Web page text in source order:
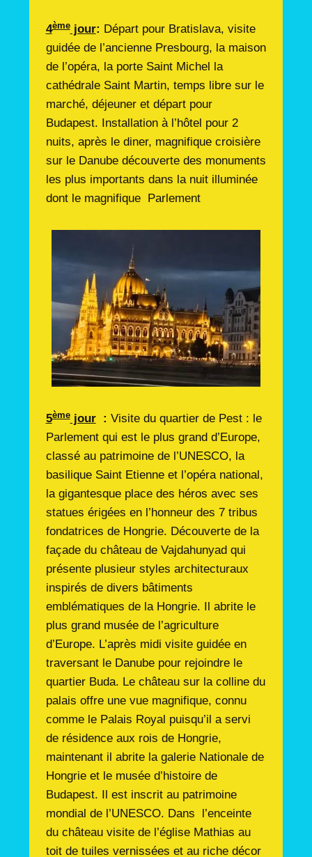
4èmejour: Départ pour Bratislava, visite
guidée de l’ancienne Presbourg, la maison
de l’opéra, la porte Saint Michel la
cathédrale Saint Martin, temps libre sur le
marché, déjeuner et départ pour
Budapest. Installation à l’hôtel pour 2
nuits, après le diner, magnifique croisière
sur le Danube découverte des monuments
les plus importants dans la nuit illuminée
dont le magnifique Parlement
5èmejour: Visite du quartier de Pest : le
Parlement qui est le plus grand d’Europe,
classé au patrimoine de l’UNESCO, la
basilique Saint Etienne et l’opéra national,
la gigantesque place des héros avec ses
statues érigées en l’honneur des 7 tribus
fondatrices de Hongrie. Découverte de la
façade du château de Vajdahunyad qui
présente plusieur styles architecturaux
inspirés de divers bâtiments
emblématiques de la Hongrie. Il abrite le
plus grand musée de l’agriculture
d’Europe. L’après midi visite guidée en
traversant le Danube pour rejoindre le
quartier Buda. Le château sur la colline du
palais offre une vue magnifique, connu
comme le Palais Royal puisqu’il a servi
de résidence aux rois de Hongrie,
maintenant il abrite la galerie Nationale de
Hongrie et le musée d’histoire de
Budapest. Il est inscrit au patrimoine
mondial de l’UNESCO. Dans l’enceinte
du château visite de l’église Mathias au
toit de tuiles vernissées et au riche décor